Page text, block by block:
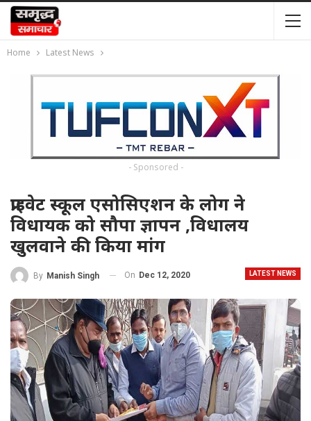
Home Latest News
- Sponsored -
प्राइवेट स्कूल एसोसिएशन के लोग ने
विधायक को सौपा ज्ञापन ,विधालय
खुलवाने की किया मांग
LATEST NEWS
By Manish Singh On Dec 12, 2020